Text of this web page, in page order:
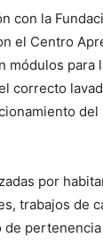
con la
el Centro
módulos
correcto
por
trabajos de